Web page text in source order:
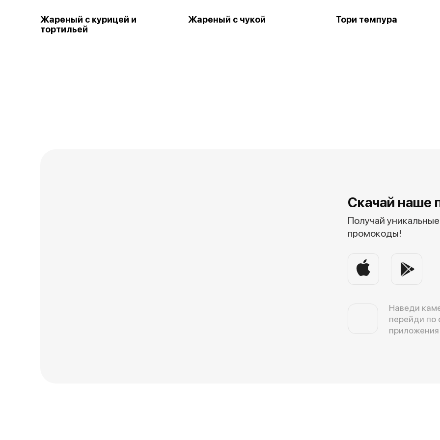
Жареный с курицей и
тортильей
Жареный с чукой Тори темпура
Скачай наше
Получай
промокоды!
Наведи
перейди по
приложения